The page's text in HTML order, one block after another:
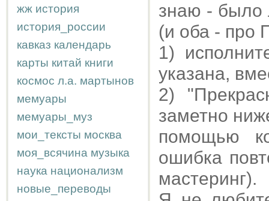
жж история
история_россии
кавказ календарь
карты китай книги
космос л.а. мартынов
мемуары
мемуары_муз
мои_тексты москва
моя_всячина музыка
наука национализм
новые_переводы
знаю - было
(и оба - про
1)
указана,
2)
заметно
помощью
ошибка
мастеринг).